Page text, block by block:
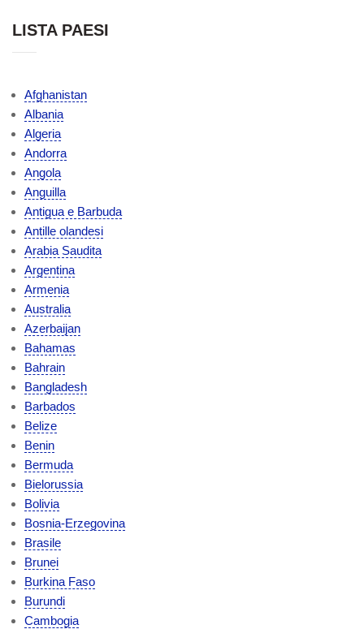
LISTA PAESI
Afghanistan
Albania
Algeria
Andorra
Angola
Anguilla
Antigua e Barbuda
Antille olandesi
Arabia Saudita
Argentina
Armenia
Australia
Azerbaijan
Bahamas
Bahrain
Bangladesh
Barbados
Belize
Benin
Bermuda
Bielorussia
Bolivia
Bosnia-Erzegovina
Brasile
Brunei
Burkina Faso
Burundi
Cambogia